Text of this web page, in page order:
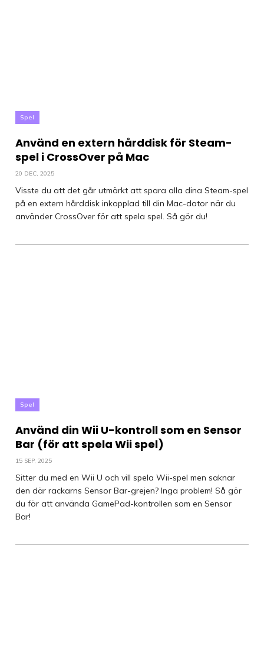
Spel
Använd en extern hårddisk för Steam-
spel i CrossOver på Mac
20 DEC, 2025
Visste du att det går utmärkt att spara alla dina Steam-spel
på en extern hårddisk inkopplad till din Mac-dator när du
använder CrossOver för att spela spel. Så gör du!
Spel
Använd din Wii U-kontroll som en Sensor
Bar (för att spela Wii spel)
15 SEP, 2025
Sitter du med en Wii U och vill spela Wii-spel men saknar
den där rackarns Sensor Bar-grejen? Inga problem! Så gör
du för att använda GamePad-kontrollen som en Sensor
Bar!